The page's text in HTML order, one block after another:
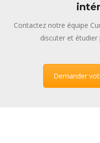
Contactez notre équipe
discuter et
Demander